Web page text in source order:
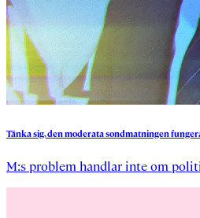
Tänkasig,denmoderatasondmatningen
M:s problem handlar inte om